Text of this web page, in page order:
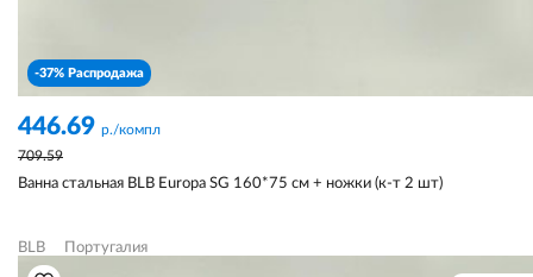
-37% Распродажа
446.69 р./компл
709.59
Ванна стальная BLB Europa SG 160*75 см + ножки (к-т 2 шт)
BLB Португалия